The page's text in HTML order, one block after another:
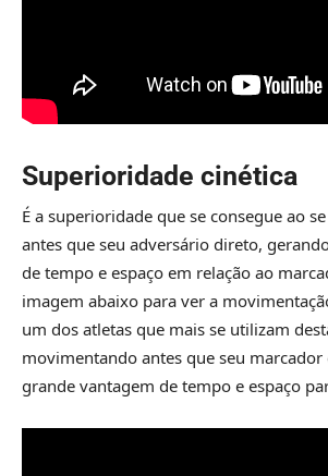
Superioridade cinética
É a superioridade que se consegue ao
antes que seu adversário direto,
de tempo e espaço em relação ao
imagem abaixo para ver a
um dos atletas que mais se utilizam
movimentando antes que seu
grande vantagem de tempo e espaço